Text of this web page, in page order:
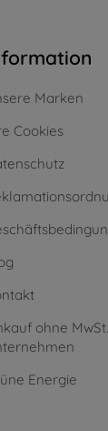
Marken
Cookies
ohne
Energie